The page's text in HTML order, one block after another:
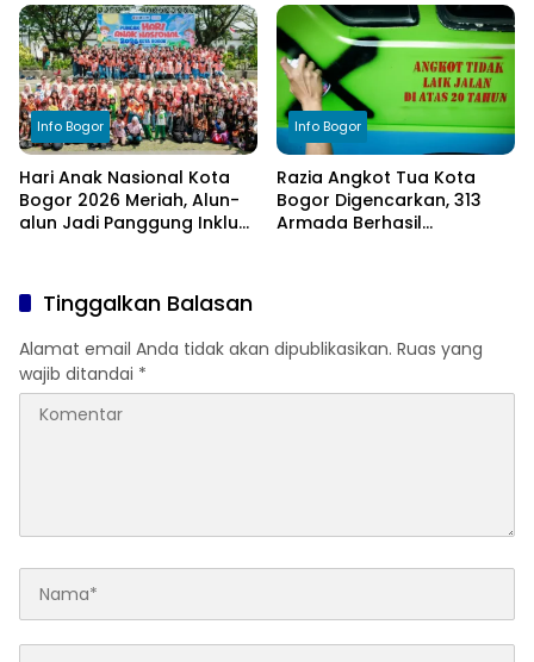
Terdampak Kekeringan
kepada Bupati Bogor
Info Bogor
Hari Anak Nasional Kota
Bogor 2026 Meriah, Alun-
alun Jadi Panggung Inklusi
Info Bogor
Razia Angkot Tua Kota
Bogor Digencarkan, 313
Armada Berhasil
Tinggalkan Balasan
Alamat email Anda tidak akan dipublikasikan. Ruas yang
wajib ditandai *